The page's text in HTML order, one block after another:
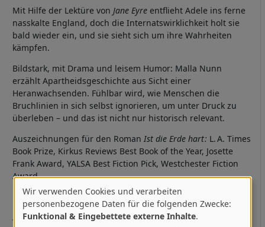
Mit Hilfe der Lektüre von Jane Eyre entflieht Adele ins ferne
nasskalte England, doch die Internatswirklichkeit holt sie
bald wieder ein, und sie sieht sich um ihre Wahrheiten
kämpfen.
Bildstark, mit Drama und leisem Humor: Malla Nunn
erzählt Apartheidsgeschichte aus Sicht einer
Heranwachsenden. Fühlbar wird, wie Menschen die
Bruchlinien in sich selbst ignorieren, um unter Druck zu
überleben – und das ist nicht nur historisch relevant.
Auszeichnungen für den Roman Ist die Erde hart : L. A. Times
Book Prize, Kirkus Reviews Best Book of the Year, Josette
Frank Award, YALSA Best Fiction Pick, Westchester Fiction
Award.
Mehr Infos
Anmerkung der Autorin:
Verwendung
von
Wir verwenden Cookies und verarbeiten
personenbezogene Daten für die folgenden Zwecke:
Funktional & Eingebettete externe Inhalte.